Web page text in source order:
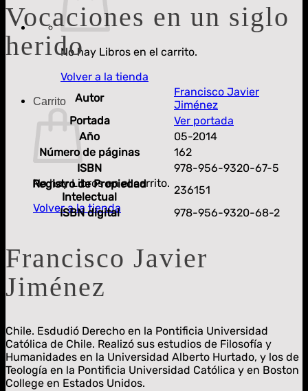
No hay Libros en el carrito.
Volver a la tienda
Carrito
No hay Libros en el carrito.
Volver a la tienda
Vocaciones en un siglo
herido
Autor
Francisco Javier
Jiménez
Portada
Ver portada
Año
05-2014
Número de páginas
162
ISBN
978-956-9320-67-5
Registro de Propiedad
Intelectual
236151
ISBN digital
978-956-9320-68-2
Francisco Javier
Jiménez
Chile. Esdudió Derecho en la Pontificia Universidad
Católica de Chile. Realizó sus estudios de Filosofía y
Humanidades en la Universidad Alberto Hurtado, y los de
Teología en la Pontificia Universidad Católica y en Boston
College en Estados Unidos.